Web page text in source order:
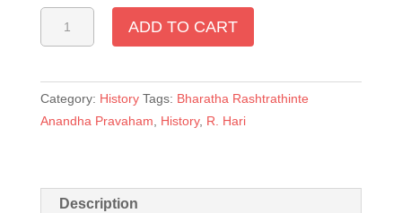
Bharatharashtrathinte
Anandhapravaham
അനന്തപ്രവാഹം
-
quantity
ADD TO CART
Category: History Tags: Bharatha Rashtrathinte
Anandha Pravaham, History, R. Hari
Description